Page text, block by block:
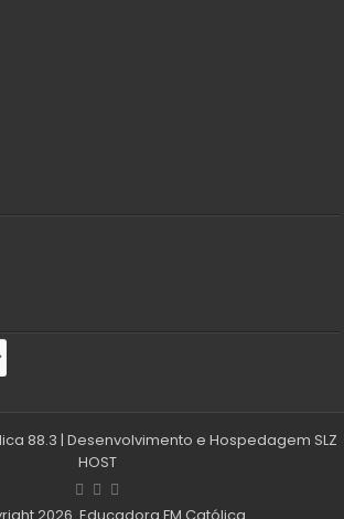
88.3 | Desenvolvimento e Hospedagem SLZ
HOST